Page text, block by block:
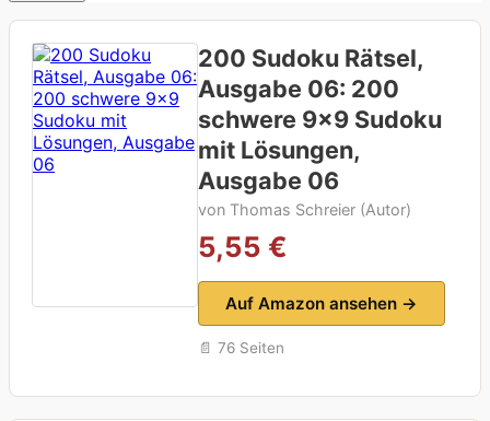
200 Sudoku Rätsel,
Ausgabe 06: 200
schwere 9×9 Sudoku
mit Lösungen,
Ausgabe 06
von Thomas Schreier (Autor)
5,55 €
Auf Amazon ansehen →
📄 76 Seiten